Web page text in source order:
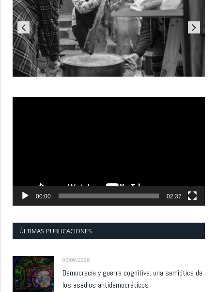
00:00 02:37
ÚLTIMAS PUBLICACIONES
06/08/2026
Democracia y guerra cognitiva: una semiótica de
los asedios antidemocráticos